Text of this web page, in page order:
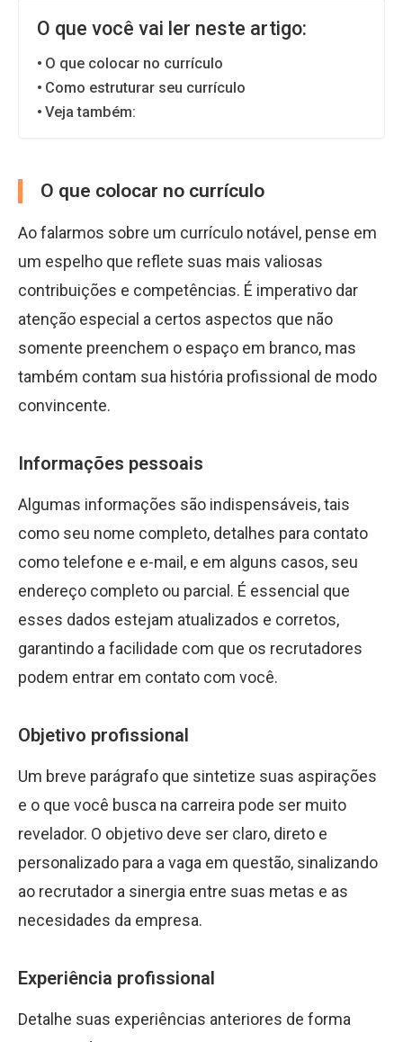
O que você vai ler neste artigo:
O que colocar no currículo
Como estruturar seu currículo
Veja também:
O que colocar no currículo
Ao falarmos sobre um currículo notável, pense em
um espelho que reflete suas mais valiosas
contribuições e competências. É imperativo dar
atenção especial a certos aspectos que não
somente preenchem o espaço em branco, mas
também contam sua história profissional de modo
convincente.
Informações pessoais
Algumas informações são indispensáveis, tais
como seu nome completo, detalhes para contato
como telefone e e-mail, e em alguns casos, seu
endereço completo ou parcial. É essencial que
esses dados estejam atualizados e corretos,
garantindo a facilidade com que os recrutadores
podem entrar em contato com você.
Objetivo profissional
Um breve parágrafo que sintetize suas aspirações
e o que você busca na carreira pode ser muito
revelador. O objetivo deve ser claro, direto e
personalizado para a vaga em questão, sinalizando
ao recrutador a sinergia entre suas metas e as
necesidades da empresa.
Experiência profissional
Detalhe suas experiências anteriores de forma